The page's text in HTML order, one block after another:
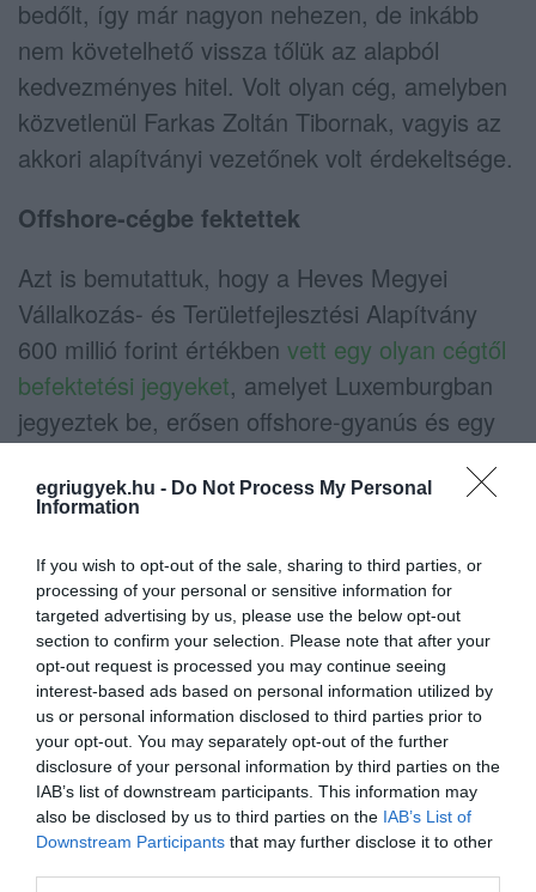
egriugyek.hu - Do Not Process My Personal
Information
If you wish to opt-out of the sale, sharing to third parties, or
processing of your personal or sensitive information for
targeted advertising by us, please use the below opt-out
section to confirm your selection. Please note that after your
opt-out request is processed you may continue seeing
interest-based ads based on personal information utilized by
us or personal information disclosed to third parties prior to
your opt-out. You may separately opt-out of the further
disclosure of your personal information by third parties on the
IAB’s list of downstream participants. This information may
also be disclosed by us to third parties on the IAB’s List of
Downstream Participants that may further disclose it to other
bedőlt, így már nagyon nehezen, de inkább
nem követelhető vissza tőlük az alapból
kedvezményes hitel. Volt olyan cég, amelyben
közvetlenül Farkas Zoltán Tibornak, vagyis az
akkori alapítványi vezetőnek volt érdekeltsége.
Offshore-cégbe fektettek
Azt is bemutattuk, hogy a Heves Megyei
Vállalkozás- és Területfejlesztési Alapítvány
600 millió forint értékben vett egy olyan cégtől
befektetési jegyeket, amelyet Luxemburgban
jegyeztek be, erősen offshore-gyanús és egy
könyvvizsgálói jelentését is láttuk, ebben
hogy ebből a 600 millió forintból már 272
millió forintot elbuktak, ekkora
értékvesztéssel kalkulálnak a
könyvvizsgálói jelentésükben.Vagyis:
értékpapírba befektettek egy rakás pénzt
elvileg azért, hogy az hozamot jelentsen majd
a későbbiekben, de helyette már van 272 millió
forintos káruk úgy, hogy nem tudni, a
maradékkal mi lesz.